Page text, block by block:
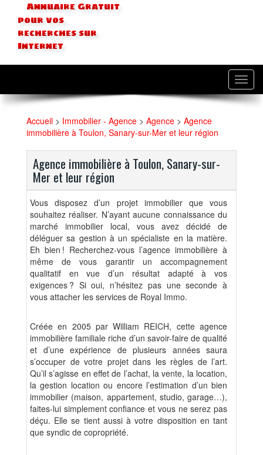
Annuaire Gratuit
pour vos
recherches sur
Internet
Accueil > Immobilier - Agence > Agence > Agence
immobilière à Toulon, Sanary-sur-Mer et leur région
Agence immobilière à Toulon, Sanary-sur-
Mer et leur région
Vous disposez d’un projet immobilier que vous
souhaitez réaliser. N’ayant aucune connaissance du
marché immobilier local, vous avez décidé de
déléguer sa gestion à un spécialiste en la matière.
Eh bien ! Recherchez-vous l’agence immobilière à
même de vous garantir un accompagnement
qualitatif en vue d’un résultat adapté à vos
exigences ? Si oui, n’hésitez pas une seconde à
vous attacher les services de Royal Immo.
Créée en 2005 par William REICH, cette agence
immobilière familiale riche d’un savoir-faire de qualité
et d’une expérience de plusieurs années saura
s’occuper de votre projet dans les règles de l’art.
Qu’il s’agisse en effet de l’achat, la vente, la location,
la gestion location ou encore l’estimation d’un bien
immobilier (maison, appartement, studio, garage…),
faites-lui simplement confiance et vous ne serez pas
déçu. Elle se tient aussi à votre disposition en tant
que syndic de copropriété.